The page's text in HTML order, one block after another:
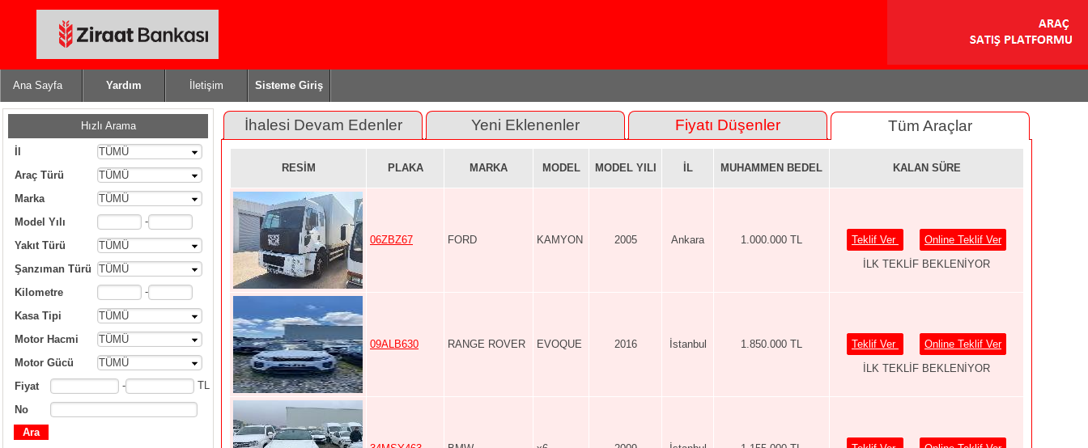
Ana Sayfa Yardım İletişim Sisteme Giriş
Hızlı Arama
TÜMÜ
Araç Türü
TÜMÜ
Marka
TÜMÜ
Model Yılı
-
Yakıt Türü
TÜMÜ
Şanzıman Türü
TÜMÜ
Kilometre
-
Kasa Tipi
TÜMÜ
Motor Hacmi
TÜMÜ
Motor Gücü
TÜMÜ
Fiyat
- TL
No
İhalesi Devam Edenler Yeni Eklenenler Fiyatı Düşenler Tüm Araçlar
RESİM PLAKA MARKA MODEL MODEL YILI İL MUHAMMEN BEDEL KALAN SÜRE
06ZBZ67 FORD KAMYON 2005 Ankara 1.000.000 TL Teklif Ver
Online Teklif Ver
İLK TEKLİF BEKLENİYOR
09ALB630 RANGE ROVER EVOQUE 2016 İstanbul 1.850.000 TL Teklif Ver
Online Teklif Ver
İLK TEKLİF BEKLENİYOR